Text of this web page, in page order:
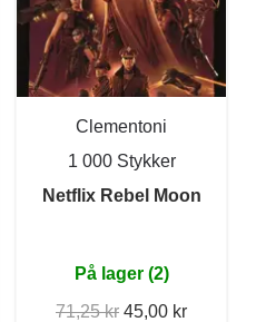
Clementoni
1 000 Stykker
Netflix Rebel Moon
På lager (2)
71,25 kr 45,00 kr